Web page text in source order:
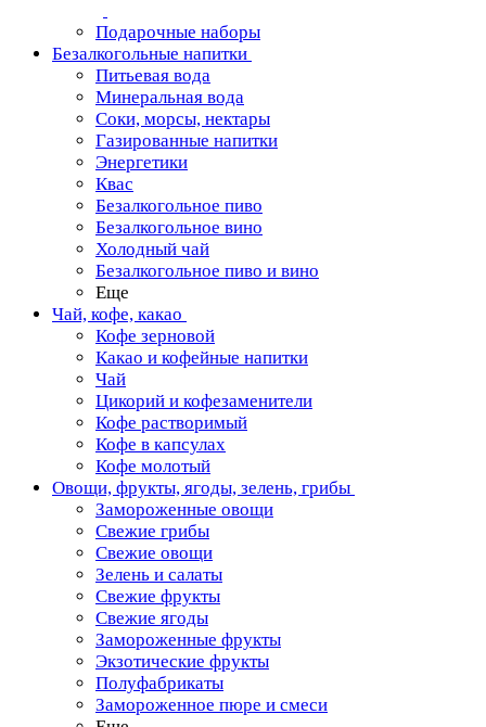
Подарочные наборы
Безалкогольные напитки
Питьевая вода
Минеральная вода
Соки, морсы, нектары
Газированные напитки
Энергетики
Квас
Безалкогольное пиво
Безалкогольное вино
Холодный чай
Безалкогольное пиво и вино
Еще
Чай, кофе, какао
Кофе зерновой
Какао и кофейные напитки
Чай
Цикорий и кофезаменители
Кофе растворимый
Кофе в капсулах
Кофе молотый
Овощи, фрукты, ягоды, зелень, грибы
Замороженные овощи
Свежие грибы
Свежие овощи
Зелень и салаты
Свежие фрукты
Свежие ягоды
Замороженные фрукты
Экзотические фрукты
Полуфабрикаты
Замороженное пюре и смеси